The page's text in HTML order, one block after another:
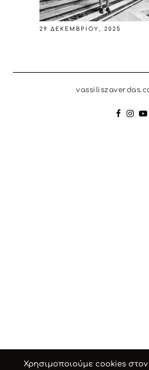
29 ΔΕΚΕΜΒΡΊΟΥ, 2025
Χρησιμοποιούμε cookies